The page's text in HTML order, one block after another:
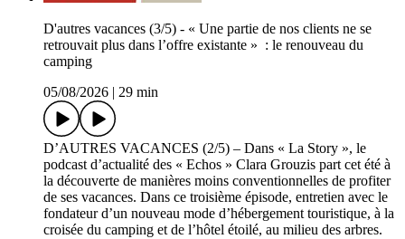
D'autres vacances (3/5) - « Une partie de nos clients ne se
retrouvait plus dans l’offre existante » : le renouveau du
camping
05/08/2026
29 min
D’AUTRES VACANCES (2/5) – Dans « La Story », le
podcast d’actualité des « Echos » Clara Grouzis part cet été à
la découverte de manières moins conventionnelles de profiter
de ses vacances. Dans ce troisième épisode, entretien avec le
fondateur d’un nouveau mode d’hébergement touristique, à la
croisée du camping et de l’hôtel étoilé, au milieu des arbres.